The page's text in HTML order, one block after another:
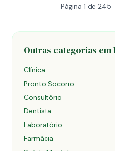
Página 1 de 245
Outras categorias em
Clínica
Pronto Socorro
Consultório
Dentista
Laboratório
Farmácia